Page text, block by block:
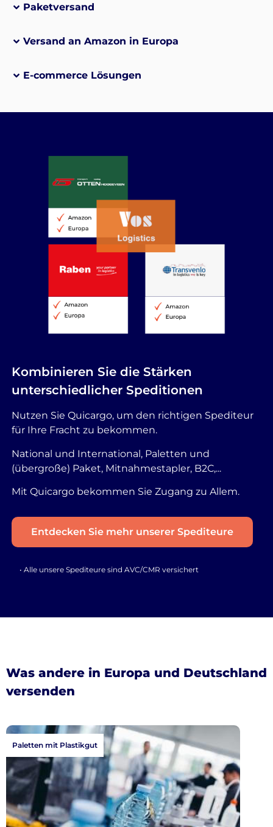
Paketversand
Versand an Amazon in Europa
E-commerce Lösungen
Kombinieren Sie die Stärken
unterschiedlicher Speditionen
Nutzen Sie Quicargo, um den richtigen Spediteur
für Ihre Fracht zu bekommen.
National und International, Paletten und
(übergroße) Paket, Mitnahmestapler, B2C,...
Mit Quicargo bekommen Sie Zugang zu Allem.
Entdecken Sie mehr unserer Spediteure
• Alle unsere Spediteure sind AVC/CMR versichert
Was andere in Europa und Deutschland
versenden
Paletten mit Plastikgut